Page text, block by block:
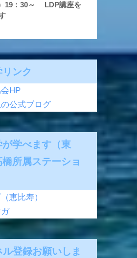
19：30～ LDP講座を
ンク
HP
公式ブログ
学べます（東
所属ステーショ
恵比寿）
登録お願いしま